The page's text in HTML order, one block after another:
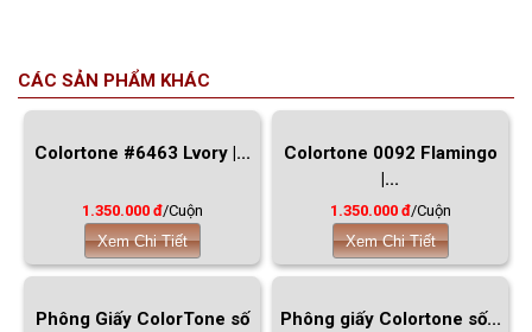
CÁC SẢN PHẨM KHÁC
Colortone #6463 Lvory |...
1.350.000 đ/Cuộn
Xem Chi Tiết
Colortone 0092 Flamingo
|...
1.350.000 đ/Cuộn
Xem Chi Tiết
Phông Giấy ColorTone số
Phông giấy Colortone số...